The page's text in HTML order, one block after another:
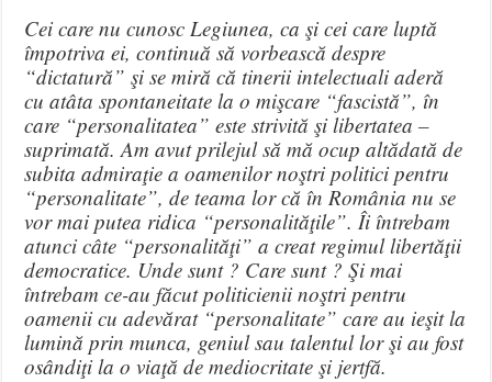
Cei care nu cunosc Legiunea, ca şi cei care luptă
împotriva ei, continuă să vorbească despre
“dictatură” şi se miră că tinerii intelectuali aderă
cu atâta spontaneitate la o mişcare “fascistă”, în
care “personalitatea” este strivită şi libertatea –
suprimată. Am avut prilejul să mă ocup altădată de
subita admiraţie a oamenilor noştri politici pentru
“personalitate”, de teama lor că în România nu se
vor mai putea ridica “personalităţile”. Îi întrebam
atunci câte “personalităţi” a creat regimul libertăţii
democratice. Unde sunt ? Care sunt ? Şi mai
întrebam ce-au făcut politicienii noştri pentru
oamenii cu adevărat “personalitate” care au ieşit la
lumină prin munca, geniul sau talentul lor şi au fost
osândiţi la o viaţă de mediocritate şi jertfă.